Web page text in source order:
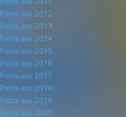
Fotos aus 2012
Fotos aus 2013
Fotos aus 2014
Fotos aus 2015
Fotos aus 2016
Fotos aus 2017
Fotos aus 2018
Fotos aus 2019
Fotos aus 2020